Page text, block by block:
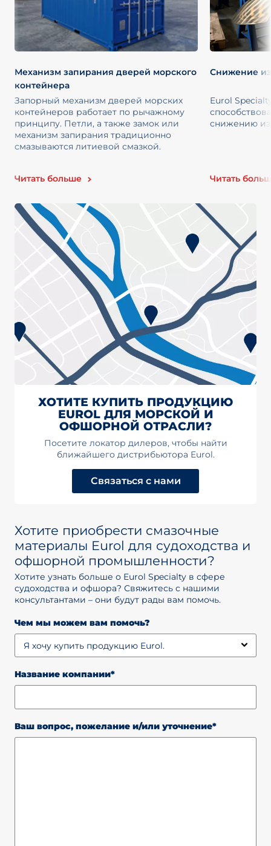
Механизм запирания дверей морского
контейнера
Запорный механизм дверей морских
контейнеров работает по рычажному
принципу. Петли, а также замок или
механизм запирания традиционно
смазываются литиевой смазкой.
Читать больше
Снижение
Eurol
снижению
Читать
ХОТИТЕ КУПИТЬ ПРОДУКЦИЮ
EUROL ДЛЯ МОРСКОЙ И
ОФШОРНОЙ ОТРАСЛИ?
Посетите локатор дилеров, чтобы найти
ближайшего дистрибьютора Eurol.
Связаться с нами
Хотите приобрести смазочные
материалы Eurol для судоходства и
офшорной промышленности?
Хотите узнать больше о Eurol Specialty в сфере
судоходства и офшора? Свяжитесь с нашими
консультантами – они будут рады вам помочь.
Чем мы можем вам помочь?
Название компании*
Ваш вопрос, пожелание и/или уточнение*